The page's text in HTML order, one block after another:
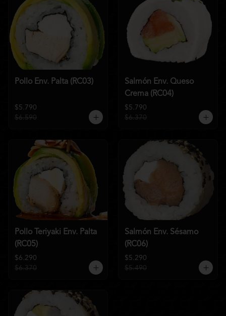
Pollo Env. Palta (RC03)
$5.790
$6.590
Salmón Env. Queso
Crema (RC04)
$5.790
$6.370
Pollo Teriyaki Env. Palta
(RC05)
$6.290
$6.370
Salmón Env. Sésamo
(RC06)
$5.290
$5.490